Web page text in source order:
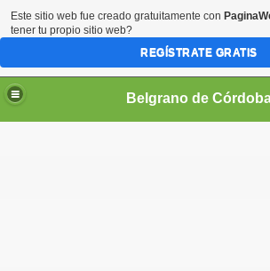
Belgrano de
Este sitio web fue creado gratuitamente con
tener tu propio sitio web?
REGÍSTRATE GRATIS